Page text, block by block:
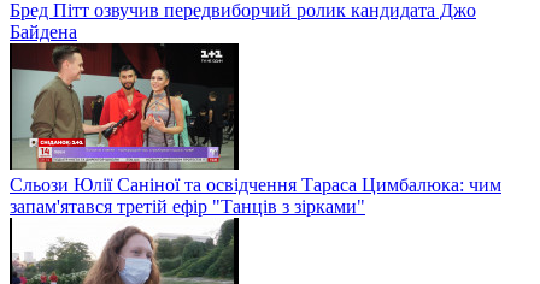
Бред Пітт озвучив передвиборчий ролик кандидата Джо
Байдена
Сльози Юлії Саніної та освідчення Тараса Цимбалюка: чим
запам'ятався третій ефір "Танців з зірками"